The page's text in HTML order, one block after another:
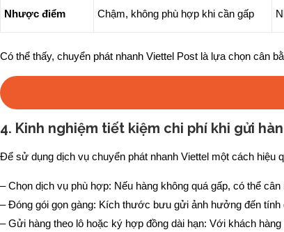
Nhược điểm Chậm, không phù hợp khi cần gấp
Có thể thấy, chuyển phát nhanh Viettel Post là lựa chọn cân
4. Kinh nghiệm tiết kiệm chi phí khi gửi
Để sử dụng dịch vụ chuyển phát nhanh Viettel một cách hiệu
– Chọn dịch vụ phù hợp: Nếu hàng không quá gấp, có thể
– Đóng gói gọn gàng: Kích thước bưu gửi ảnh hưởng đến
– Gửi hàng theo lô hoặc ký hợp đồng dài hạn: Với khách